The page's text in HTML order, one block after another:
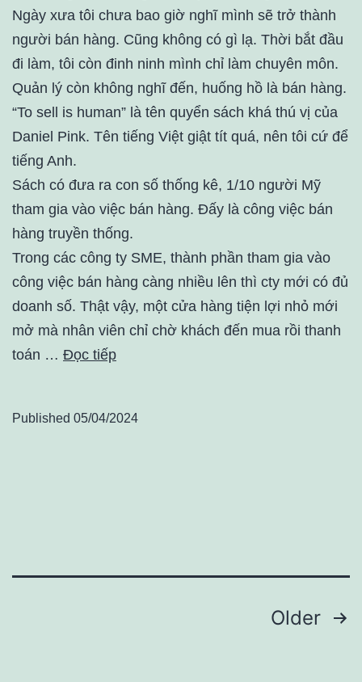
Ngày xưa tôi chưa bao giờ nghĩ mình sẽ trở thành
người bán hàng. Cũng không có gì lạ. Thời bắt đầu
đi làm, tôi còn đinh ninh mình chỉ làm chuyên môn.
Quản lý còn không nghĩ đến, huống hồ là bán hàng.
“To sell is human” là tên quyển sách khá thú vị của
Daniel Pink. Tên tiếng Việt giật tít quá, nên tôi cứ để
tiếng Anh.
Sách có đưa ra con số thống kê, 1/10 người Mỹ
tham gia vào việc bán hàng. Đấy là công việc bán
hàng truyền thống.
Trong các công ty SME, thành phần tham gia vào
công việc bán hàng càng nhiều lên thì cty mới có đủ
doanh số. Thật vậy, một cửa hàng tiện lợi nhỏ mới
mở mà nhân viên chỉ chờ khách đến mua rồi thanh
toán … Đọc tiếp
Published 05/04/2024
Older